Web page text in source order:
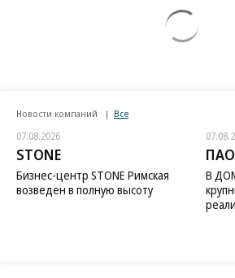
Новости компаний Все
07.08.2026
STONE
Бизнес-центр STONE Римская
возведен в полную высоту
В